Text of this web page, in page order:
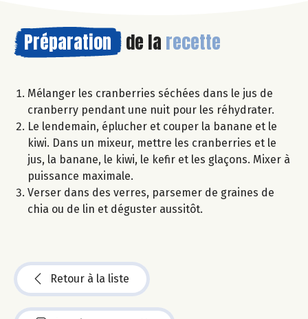
Préparation de la recette
Mélanger les cranberries séchées dans le jus de
cranberry pendant une nuit pour les réhydrater.
Le lendemain, éplucher et couper la banane et le
kiwi. Dans un mixeur, mettre les cranberries et le
jus, la banane, le kiwi, le kefir et les glaçons. Mixer à
puissance maximale.
Verser dans des verres, parsemer de graines de
chia ou de lin et déguster aussitôt.
Retour à la liste